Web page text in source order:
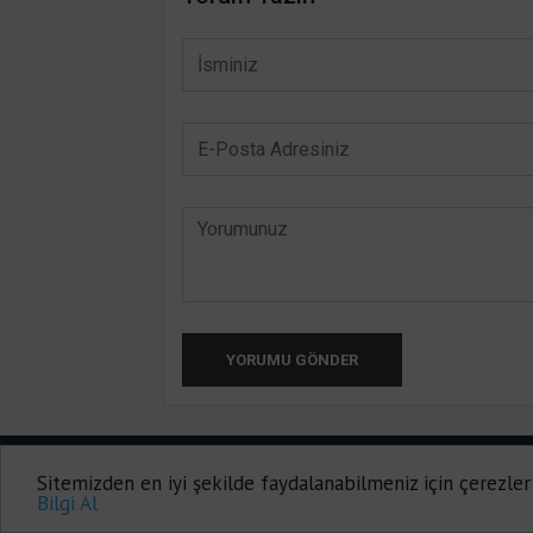
Sitemizden en iyi şekilde faydalanabilmeniz için çerezler
Bilgi Al
YORUMU GÖNDER
Onemsoft |Haber Yazılımı